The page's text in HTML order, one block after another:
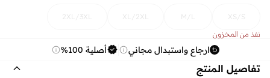
XS/S
M/L
XL/2XL
2XL/3XL
نفذ من المخزون
ارجاع واستبدال مجاني أصلية 100%
تفاصيل المنتج